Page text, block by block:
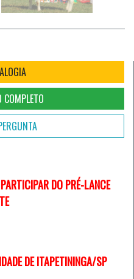
DO PRÉ-LANCE
DE ITAPETININGA/SP